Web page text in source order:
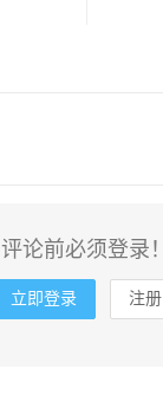
评论前必须登录！
立即登录 注册